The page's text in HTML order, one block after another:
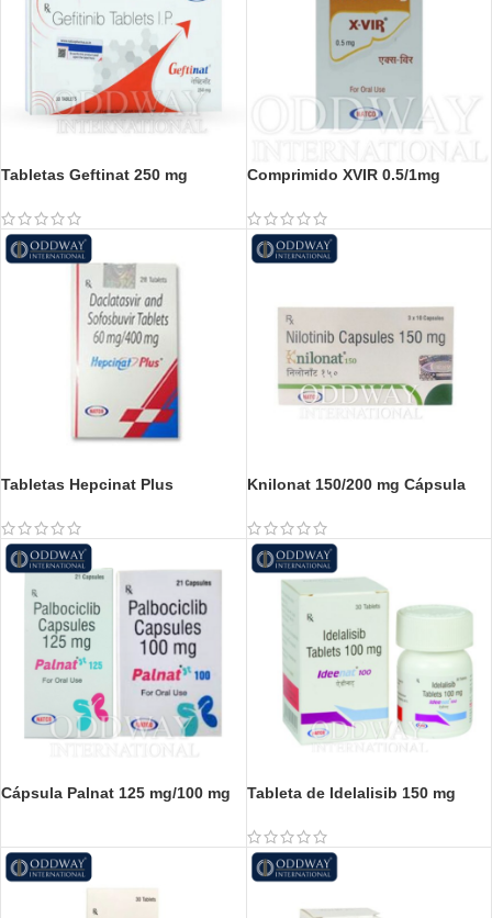
Tabletas Geftinat 250 mg Comprimido XVIR 0.5/1mg
Tabletas Hepcinat Plus Knilonat 150/200 mg Cápsula
Cápsula Palnat 125 mg/100 mg Tableta de Idelalisib 150 mg